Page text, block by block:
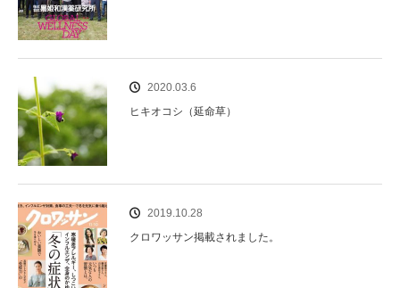
2020.03.6
ヒキオコシ（延命草）
2019.10.28
クロワッサン掲載されました。